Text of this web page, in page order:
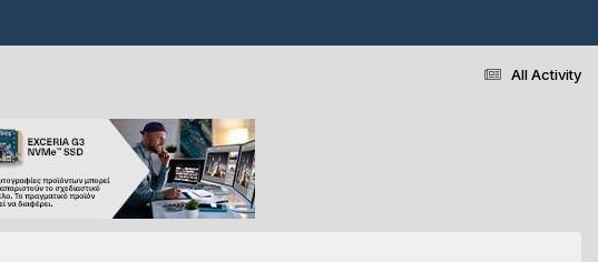
All Activity